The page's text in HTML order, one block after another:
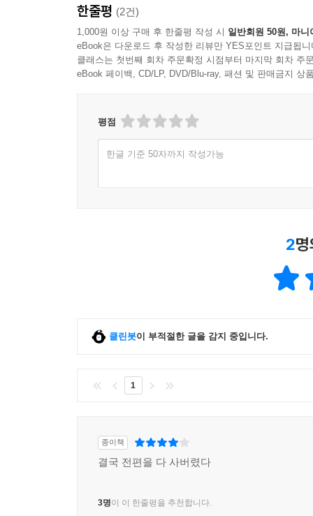
한줄평 (2건)
1,000원 이상 구매 후 한줄평 작성 시 일반회원 50원, 마니
eBook은 다운로드 후 작성한 리뷰만 YES포인트 지급됩니
클래스는 첫번째 회차 주문확정 시점부터 마지막 회차 주
eBook 페이백, CD/LP, DVD/Blu-ray, 패션 및 판매금지 상
평점
한글 기준 50자까지 작성가능
2
클린봇이 부적절한 글을 감지 중입니다.
1
종이책
결국 전편을 다 사버렸다
3명이 이 한줄평을 추천합니다.